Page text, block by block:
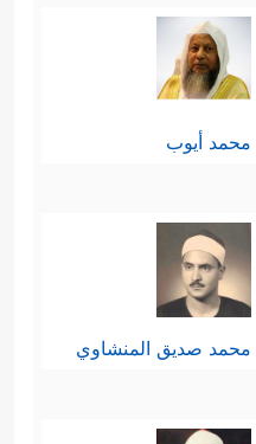
محمد أيوب
محمد صديق المنشاوي